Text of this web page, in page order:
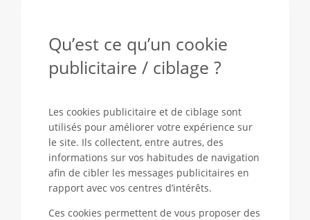
Qu’est ce qu’un cookie
publicitaire / ciblage ?
Les cookies publicitaire et de ciblage sont
utilisés pour améliorer votre expérience sur
le site. Ils collectent, entre autres, des
informations sur vos habitudes de navigation
afin de cibler les messages publicitaires en
rapport avec vos centres d’intérêts.
Ces cookies permettent de vous proposer des